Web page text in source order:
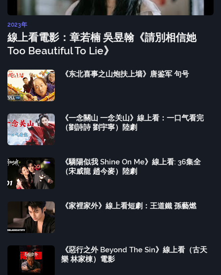
2023年
線上看電影：章若楠 吳昱翰《請別相信她
Too Beautiful To Lie》
《东北喜事之山炮扶上墙》唐鉴军 句号
《一念關山 一念关山》線上看：一口气看完
（劉詩詩 劉宇寧）陸劇
《驕陽似我 Shine On Me》線上看: 36集全
（宋威龍 趙今麥）陸劇
《家裡家外》線上看短劇：王道鐵 孫藝燃
《惡行之外 Beyond The Sin》線上看（古天
樂 林家棟）電影